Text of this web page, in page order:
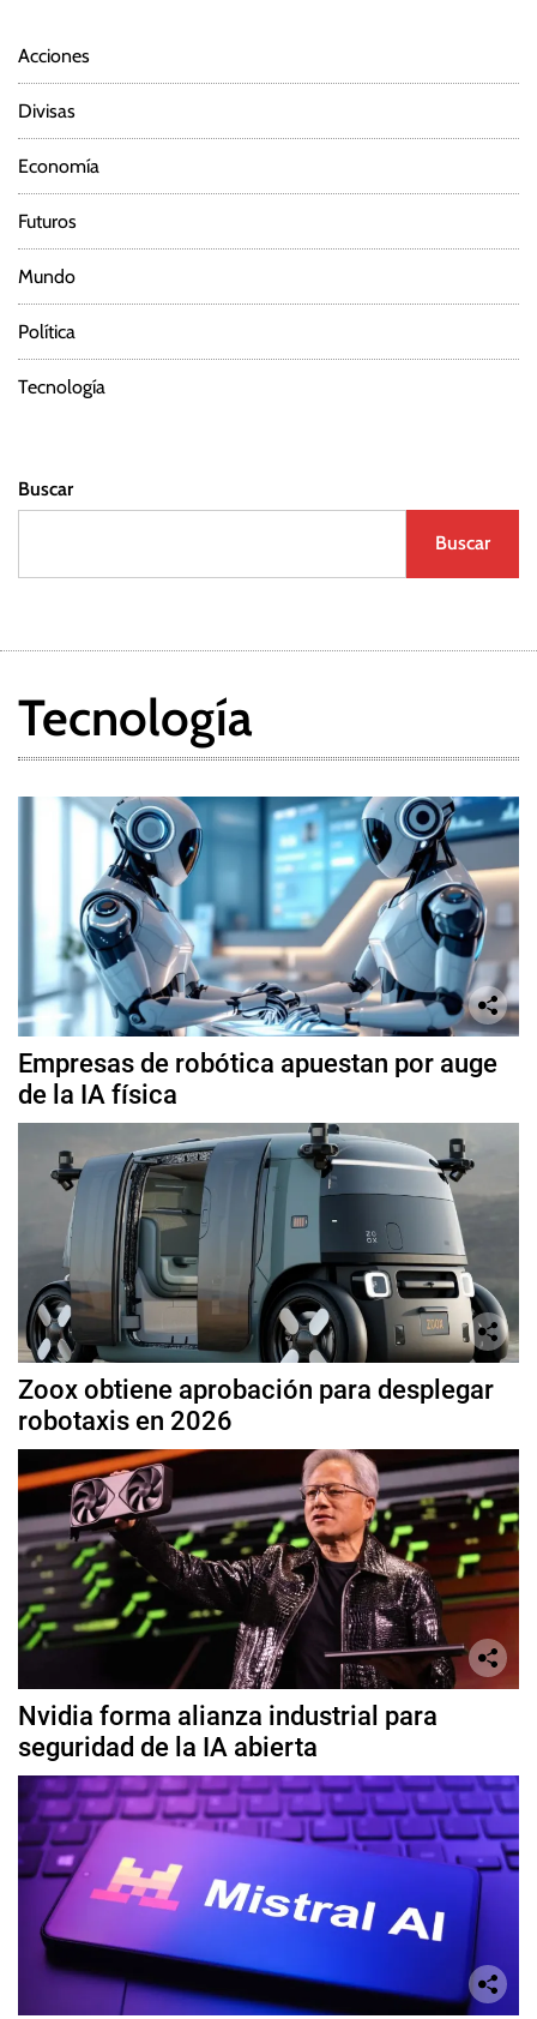
e
e
n
t
r
a
d
s
Acciones
Divisas
Economía
Futuros
Mundo
Política
Tecnología
Buscar
Buscar
Tecnología
Empresas de robótica apuestan por auge
de la IA física
Zoox obtiene aprobación para desplegar
robotaxis en 2026
Nvidia forma alianza industrial para
seguridad de la IA abierta